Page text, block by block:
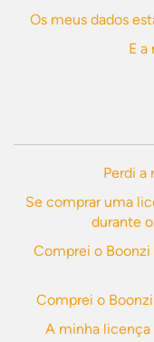
Os meus dados
E a
Perdi a
Se comprar uma
durante
Comprei o
Comprei o
A minha